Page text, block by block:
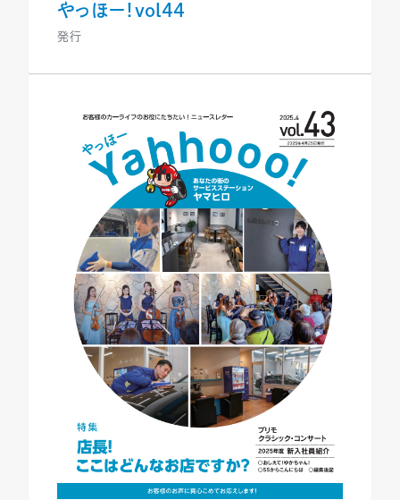
やっほー！vol44
発行